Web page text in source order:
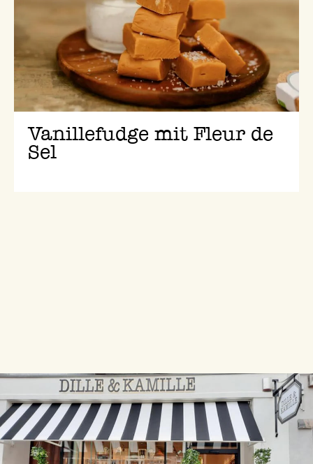
Vanillefudge mit Fleur de
Sel